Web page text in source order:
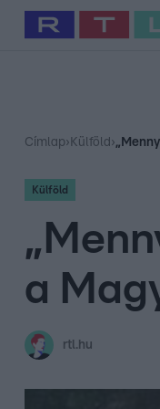
Babits Marcella
Címlap› Külföld ›
Külföld
a
rtl.hu